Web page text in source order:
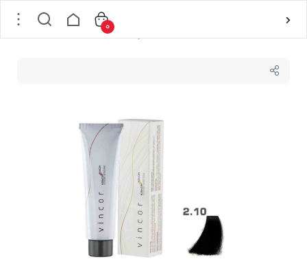
رنگ موی شماره 2/10 وینکور Vincor حجم 100 میلی
0